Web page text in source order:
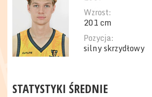
Wzrost:
201 cm
Pozycja:
silny skrzydłowy
STATYSTYKI ŚREDNIE